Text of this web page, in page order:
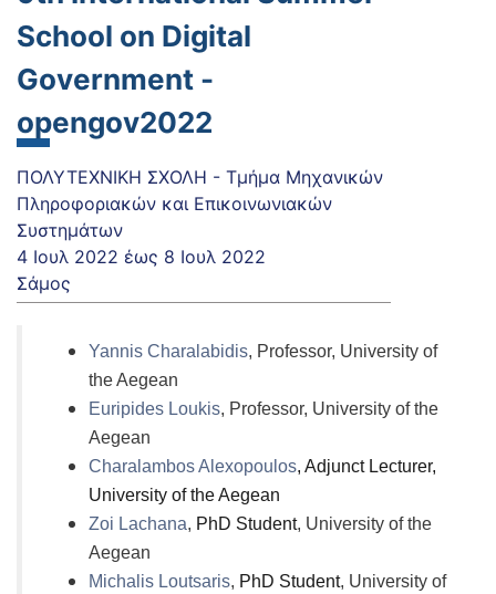
School on Digital
Government -
opengov2022
ΠΟΛΥΤΕΧΝΙΚΗ ΣΧΟΛΗ - Τμήμα Μηχανικών
Πληροφοριακών και Επικοινωνιακών
Συστημάτων
4 Ιουλ 2022 έως 8 Ιουλ 2022
Σάμος
Yannis Charalabidis, Professor, University of
the Aegean
Euripides Loukis, Professor, University of the
Aegean
Charalambos Alexopoulos, Adjunct Lecturer,
University of the Aegean
Zoi Lachana, PhD Student, University of the
Aegean
Michalis Loutsaris, PhD Student, University of